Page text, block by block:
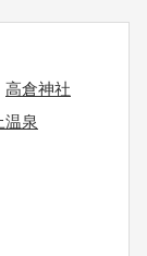
高倉神社
温泉